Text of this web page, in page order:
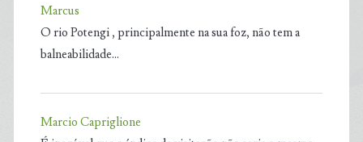
Marcus
O rio Potengi , principalmente na sua foz, não tem a
balneabilidade…
Marcio Capriglione